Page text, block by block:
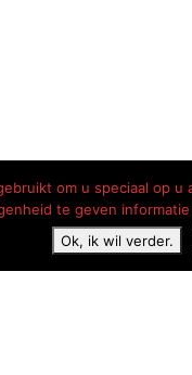
om u speciaal op
te geven
Ok, ik wil verder.